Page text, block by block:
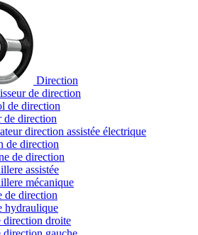
Direction
de direction
de direction
de direction
direction assistée électrique
de direction
de direction
assistée
mécanique
de direction
hydraulique
direction droite